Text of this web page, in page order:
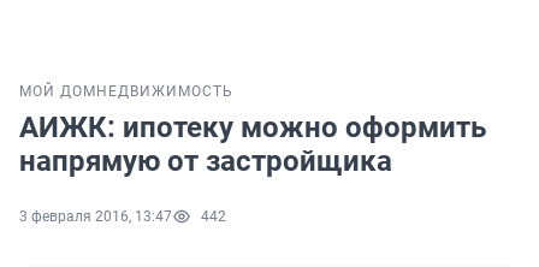
МОЙ ДОМ НЕДВИЖИМОСТЬ
АИЖК: ипотеку можно оформить
напрямую от застройщика
3 февраля 2016, 13:47 442